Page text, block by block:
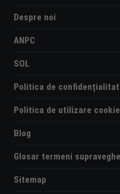
Despre noi
ANPC
SOL
Politica de
Politica de utilizare
Blog
Glosar termeni
Sitemap